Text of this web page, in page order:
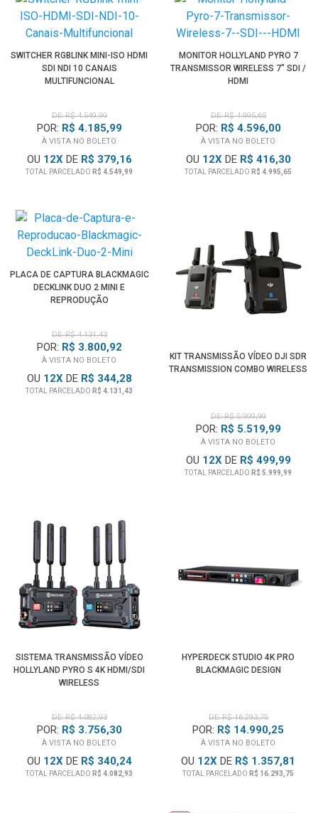
SWITCHER RGBLINK MINI-ISO HDMI
SDI NDI 10 CANAIS
MULTIFUNCIONAL
DE: R$ 4.549,99
POR: R$ 4.185,99
À VISTA NO BOLETO
OU 12XDE R$ 379,16
TOTAL PARCELADO R$ 4.549,99
MONITOR HOLLYLAND PYRO 7
TRANSMISSOR WIRELESS 7" SDI /
HDMI
DE: R$ 4.995,65
POR: R$ 4.596,00
À VISTA NO BOLETO
OU 12XDE R$ 416,30
TOTAL PARCELADO R$ 4.995,65
PLACA DE CAPTURA BLACKMAGIC
DECKLINK DUO 2 MINI E
REPRODUÇÃO
DE: R$ 4.131,43
POR: R$ 3.800,92
À VISTA NO BOLETO
OU 12XDE R$ 344,28
TOTAL PARCELADO R$ 4.131,43
KIT TRANSMISSÃO VÍDEO DJI SDR
TRANSMISSION COMBO WIRELESS
DE: R$ 5.999,99
POR: R$ 5.519,99
À VISTA NO BOLETO
OU 12XDE R$ 499,99
TOTAL PARCELADO R$ 5.999,99
SISTEMA TRANSMISSÃO VÍDEO
HOLLYLAND PYRO S 4K HDMI/SDI
WIRELESS
DE: R$ 4.082,93
POR: R$ 3.756,30
À VISTA NO BOLETO
OU 12XDE R$ 340,24
TOTAL PARCELADO R$ 4.082,93
HYPERDECK STUDIO 4K PRO
BLACKMAGIC DESIGN
DE: R$ 16.293,75
POR: R$ 14.990,25
À VISTA NO BOLETO
OU 12X DE R$ 1.357,81
TOTAL PARCELADO R$ 16.293,75